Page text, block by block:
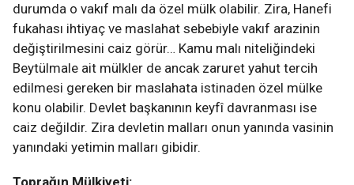
durumda o vakıf malı da özel mülk olabilir. Zira, Hanefi
fukahası ihtiyaç ve maslahat sebebiyle vakıf arazinin
değiştirilmesini caiz görür… Kamu malı niteliğindeki
Beytülmale ait mülkler de ancak zaruret yahut tercih
edilmesi gereken bir maslahata istinaden özel mülke
konu olabilir. Devlet başkanının keyfî davranması ise
caiz değildir. Zira devletin malları onun yanında vasinin
yanındaki yetimin malları gibidir.
Toprağın Mülkiyeti: